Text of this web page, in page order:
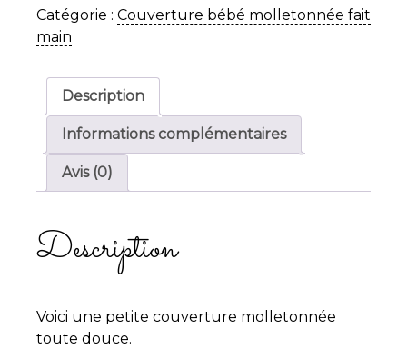
Catégorie : Couverture bébé molletonnée fait
main
Description
Informations complémentaires
Avis (0)
Description
Voici une petite couverture molletonnée
toute douce.